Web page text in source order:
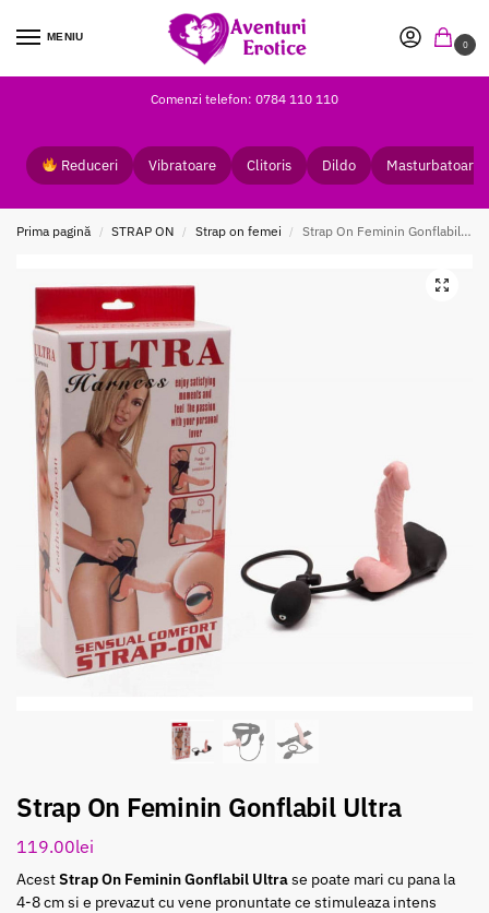
MENIU
0
Comenzi telefon: 0784 110 110
Reduceri Vibratoare Clitoris Dildo Masturbatoare
Prima pagină / STRAP ON / Strap on femei / Strap On Feminin Gonflabil Ultra
Strap On Feminin Gonflabil Ultra
119.00lei
AcestStrap On Feminin Gonflabil Ultrase poate mari cu pana la
4-8 cm si e prevazut cu vene pronuntate ce stimuleaza intens